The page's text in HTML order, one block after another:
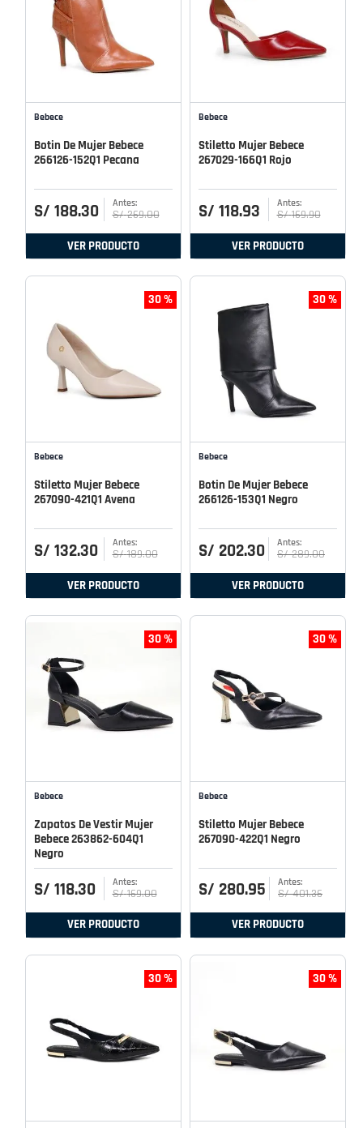
Bebece
Botin De Mujer Bebece
266126-152Q1 Pecana
S/ 188.30 S/ 269.00
VER PRODUCTO
Bebece
Stiletto Mujer Bebece
267029-166Q1 Rojo
S/ 118.93 S/ 169.90
VER PRODUCTO
30 %
Bebece
Stiletto Mujer Bebece
267090-421Q1 Avena
S/ 132.30 S/ 189.00
VER PRODUCTO
30 %
Bebece
Botin De Mujer Bebece
266126-153Q1 Negro
S/ 202.30 S/ 289.00
VER PRODUCTO
30 %
Bebece
Zapatos De Vestir Mujer
Bebece 263862-604Q1
Negro
S/ 118.30 S/ 169.00
VER PRODUCTO
30 %
Bebece
Stiletto Mujer Bebece
267090-422Q1 Negro
S/ 280.95 S/ 401.36
VER PRODUCTO
30 % 30 %